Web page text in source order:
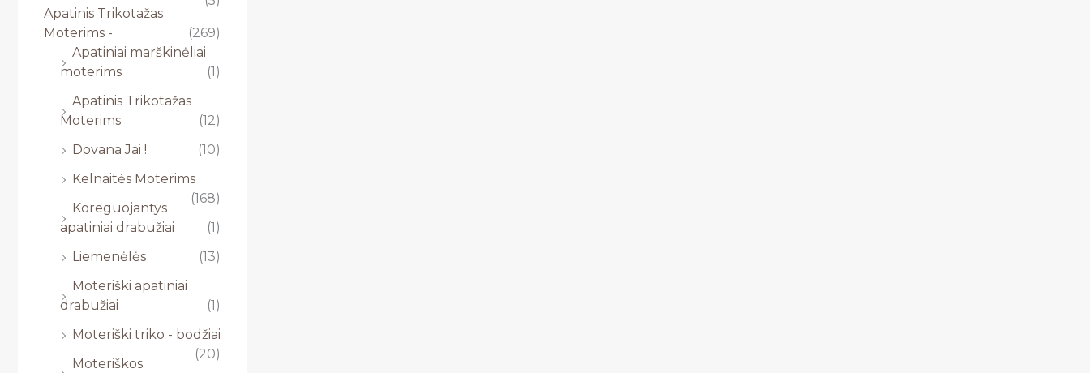
Apatinis Trikotažas
Moterims -
(269)
Apatiniai marškinėliai
moterims
(1)
Apatinis Trikotažas
Moterims
(12)
Dovana Jai !
(10)
Kelnaitės Moterims
(168)
Koreguojantys
apatiniai drabužiai
(1)
Liemenėlės
(13)
Moteriški apatiniai
drabužiai
(1)
Moteriški triko - bodžiai
(20)
Moteriškos